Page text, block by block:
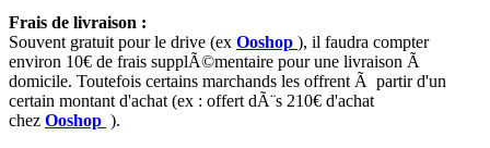
Frais de livraison :
Souvent gratuit pour le drive (ex Ooshop ), il faudra compter
environ 10€ de frais supplÃ©mentaire pour une livraison Ã
domicile. Toutefois certains marchands les offrent Ã partir d'un
certain montant d'achat (ex : offert dÃ¨s 210€ d'achat
chez Ooshop ).